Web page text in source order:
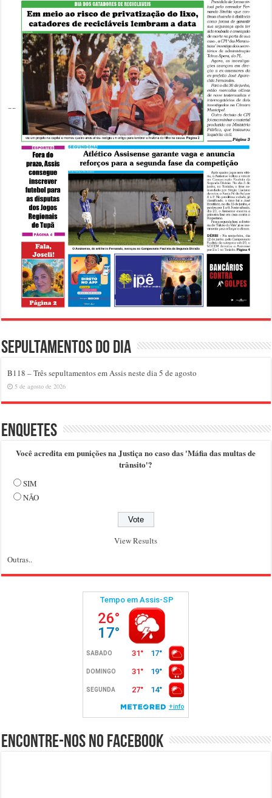
Sepultamentos do dia
B118 – Três sepultamentos em Assis neste dia 5 de agosto
5 de agosto de 2026
Enquetes
Você acredita em punições na Justiça no caso das 'Máfia das multas de
trânsito'?
SIM
NÃO
View Results
Outras..
Encontre-nos no Facebook